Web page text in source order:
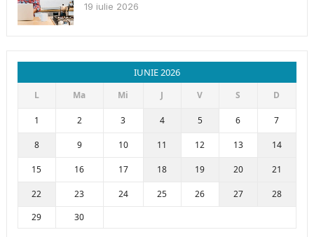
19 iulie 2026
IUNIE 2026
L Ma Mi J V S D
1 2 3 4 5 6 7
8 9 10 11 12 13 14
15 16 17 18 19 20 21
22 23 24 25 26 27
28
29
30